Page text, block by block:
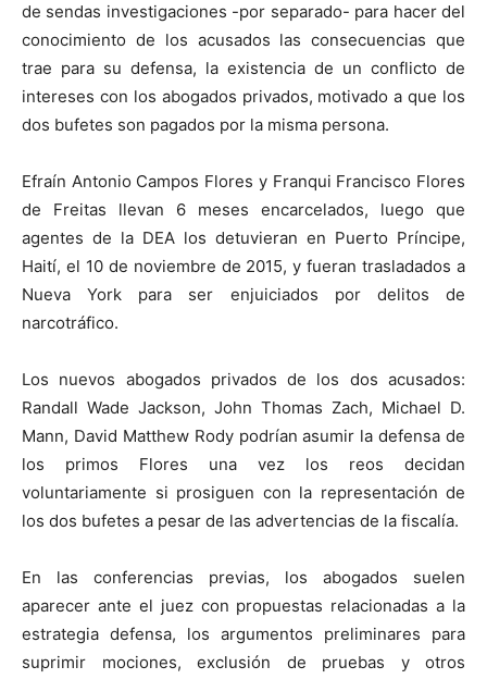
de sendas investigaciones -por separado- para hacer del
conocimiento de los acusados las consecuencias que
trae para su defensa, la existencia de un conflicto de
intereses con los abogados privados, motivado a que los
dos bufetes son pagados por la misma persona.
Efraín Antonio Campos Flores y Franqui Francisco Flores
de Freitas llevan 6 meses encarcelados, luego que
agentes de la DEA los detuvieran en Puerto Príncipe,
Haití, el 10 de noviembre de 2015, y fueran trasladados a
Nueva York para ser enjuiciados por delitos de
narcotráfico.
Los nuevos abogados privados de los dos acusados:
Randall Wade Jackson, John Thomas Zach, Michael D.
Mann, David Matthew Rody podrían asumir la defensa de
los primos Flores una vez los reos decidan
voluntariamente si prosiguen con la representación de
los dos bufetes a pesar de las advertencias de la fiscalía.
En las conferencias previas, los abogados suelen
aparecer ante el juez con propuestas relacionadas a la
estrategia defensa, los argumentos preliminares para
suprimir mociones, exclusión de pruebas y otros